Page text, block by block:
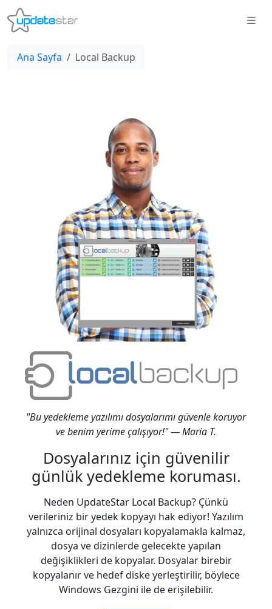
Ana Sayfa Local Backup
"Bu yedekleme yazılımı dosyalarımı güvenle koruyor
ve benim yerime çalışıyor!" — Maria T.
Dosyalarınız için güvenilir
günlük yedekleme koruması.
Neden UpdateStar Local Backup? Çünkü
verileriniz bir yedek kopyayı hak ediyor! Yazılım
yalnızca orijinal dosyaları kopyalamakla kalmaz,
dosya ve dizinlerde gelecekte yapılan
değişiklikleri de kopyalar. Dosyalar birebir
kopyalanır ve hedef diske yerleştirilir, böylece
Windows Gezgini ile de erişilebilir.